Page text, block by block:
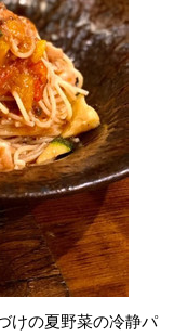
けの夏野菜の冷静パ